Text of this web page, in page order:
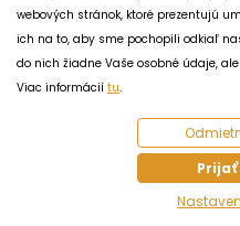
webových stránok, ktoré prezentujú
ich na to, aby sme pochopili odkiaľ
do nich žiadne Vaše osobné údaje,
Viac informácií tu.
PODMIENKY
Obchodné podmienky
Odstúpenie od zmluvy
Zásady spracovania a
Zásady používania súborov